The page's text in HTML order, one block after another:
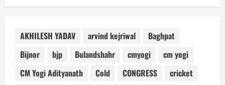
AKHILESH YADAV arvind kejriwal
Baghpat
Bijnor
bjp Bulandshahr cmyogi
cm yogi
CM Yogi Adityanath
Cold CONGRESS
cricket